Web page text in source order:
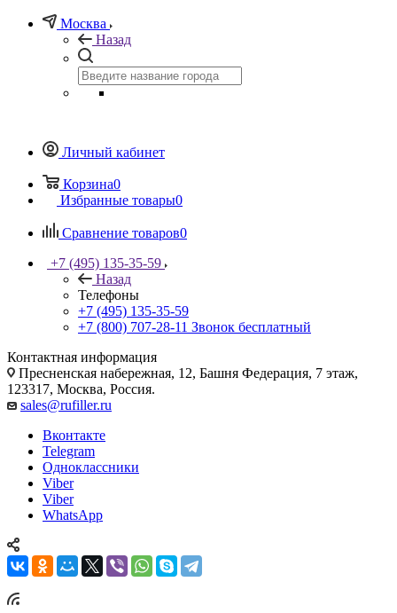
Москва
Назад
Личный кабинет
Корзина0
Избранные товары0
Сравнение товаров0
+7 (495) 135-35-59
Назад
Телефоны
+7 (495) 135-35-59
+7 (800) 707-28-11 Звонок бесплатный
Контактная информация
Пресненская набережная, 12, Башня Федерация, 7 этаж,
123317, Москва, Россия.
sales@rufiller.ru
Вконтакте
Telegram
Одноклассники
Viber
Viber
WhatsApp